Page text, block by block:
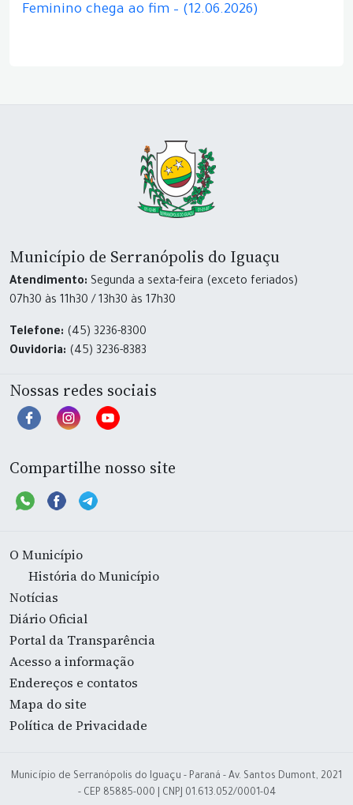
Feminino chega ao fim – (12.06.2026)
Município de Serranópolis do Iguaçu
Atendimento: Segunda a sexta-feira (exceto feriados)
07h30 às 11h30 / 13h30 às 17h30
Telefone: (45) 3236-8300
Ouvidoria: (45) 3236-8383
Nossas redes sociais
Compartilhe nosso site
O Município
História do Município
Notícias
Diário Oficial
Portal da Transparência
Acesso a informação
Endereços e contatos
Mapa do site
Política de Privacidade
Município de Serranópolis do Iguaçu - Paraná - Av. Santos Dumont, 2021
- CEP 85885-000 | CNPJ 01.613.052/0001-04